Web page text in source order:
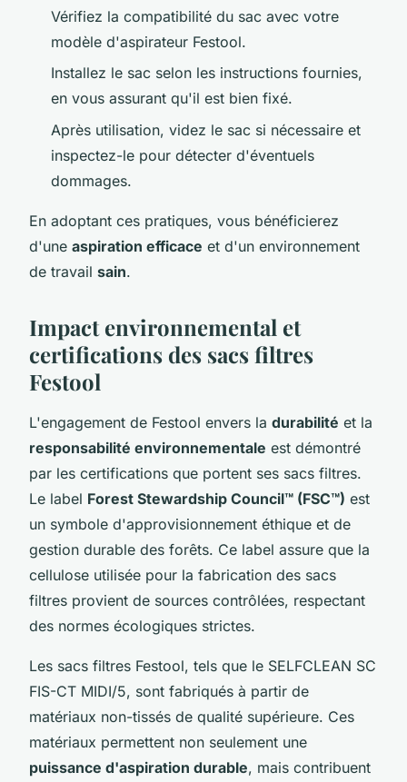
Vérifiez la compatibilité du sac avec votre
modèle d'aspirateur Festool.
Installez le sac selon les instructions fournies,
en vous assurant qu'il est bien fixé.
Après utilisation, videz le sac si nécessaire et
inspectez-le pour détecter d'éventuels
dommages.
En adoptant ces pratiques, vous bénéficierez
d'une aspiration efficace et d'un environnement
de travail sain.
Impact environnemental et
certifications des sacs filtres
Festool
L'engagement de Festool envers la durabilité et la
responsabilité environnementale est démontré
par les certifications que portent ses sacs filtres.
Le label Forest Stewardship Council™ (FSC™) est
un symbole d'approvisionnement éthique et de
gestion durable des forêts. Ce label assure que la
cellulose utilisée pour la fabrication des sacs
filtres provient de sources contrôlées, respectant
des normes écologiques strictes.
Les sacs filtres Festool, tels que le SELFCLEAN SC
FIS-CT MIDI/5, sont fabriqués à partir de
matériaux non-tissés de qualité supérieure. Ces
matériaux permettent non seulement une
puissance d'aspiration durable, mais contribuent